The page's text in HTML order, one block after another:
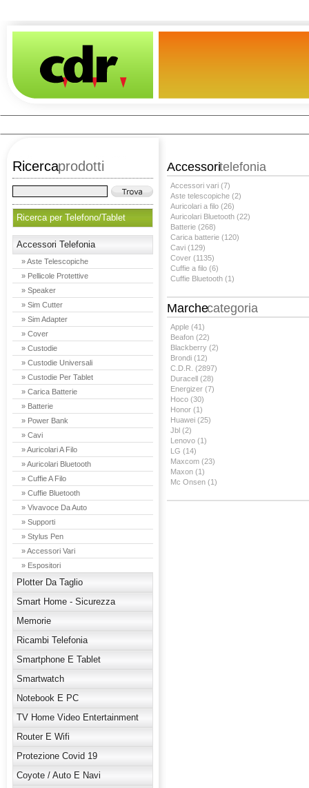
Ricercaprodotti
Ricerca per Telefono/Tablet
Accessori Telefonia
» Aste Telescopiche
» Pellicole Protettive
» Speaker
» Sim Cutter
» Sim Adapter
» Cover
» Custodie
» Custodie Universali
» Custodie Per Tablet
» Carica Batterie
» Batterie
» Power Bank
» Cavi
» Auricolari A Filo
» Auricolari Bluetooth
» Cuffie A Filo
» Cuffie Bluetooth
» Vivavoce Da Auto
» Supporti
» Stylus Pen
» Accessori Vari
» Espositori
Plotter Da Taglio
Smart Home - Sicurezza
Memorie
Ricambi Telefonia
Smartphone E Tablet
Smartwatch
Notebook E PC
TV Home Video Entertainment
Router E Wifi
Protezione Covid 19
Coyote / Auto E Navi
Accessoritelefonia
Accessori vari (7)
Aste telescopiche (2)
Auricolari a filo (26)
Auricolari Bluetooth (22)
Batterie (268)
Carica batterie (120)
Cavi (129)
Cover (1135)
Cuffie a filo (6)
Cuffie Bluetooth (1)
Marchecategoria
Apple (41)
Beafon (22)
Blackberry (2)
Brondi (12)
C.D.R. (2897)
Duracell (28)
Energizer (7)
Hoco (30)
Honor (1)
Huawei (25)
Jbl (2)
Lenovo (1)
LG (14)
Maxcom (23)
Maxon (1)
Mc Onsen (1)